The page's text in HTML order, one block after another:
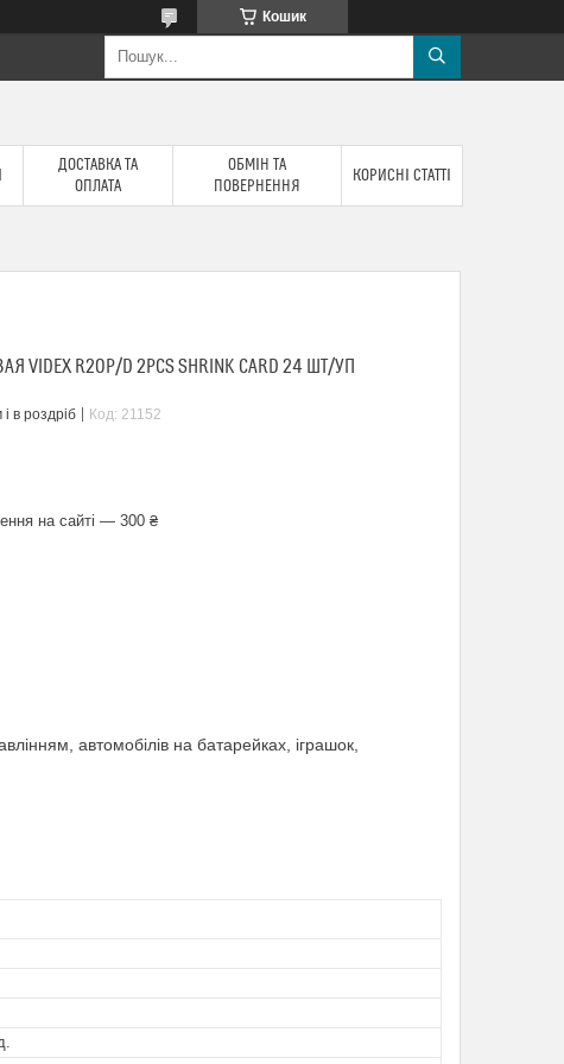
Кошик
ДОСТАВКА ТА
ОПЛАТА
ОБМІН ТА
ПОВЕРНЕННЯ
КОРИСНІ СТАТТІ
VIDEX R2OP/D 2PCS SHRINK CARD 24 ШТ/УП
в роздріб Код: 21152
на сайті — 300 ₴
автомобілів на батарейках, іграшок,